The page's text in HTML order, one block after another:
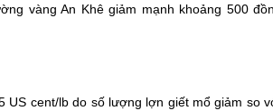
vàng An Khê giảm mạnh khoảng 500
cent/lb do số lượng lợn giết mổ giảm so